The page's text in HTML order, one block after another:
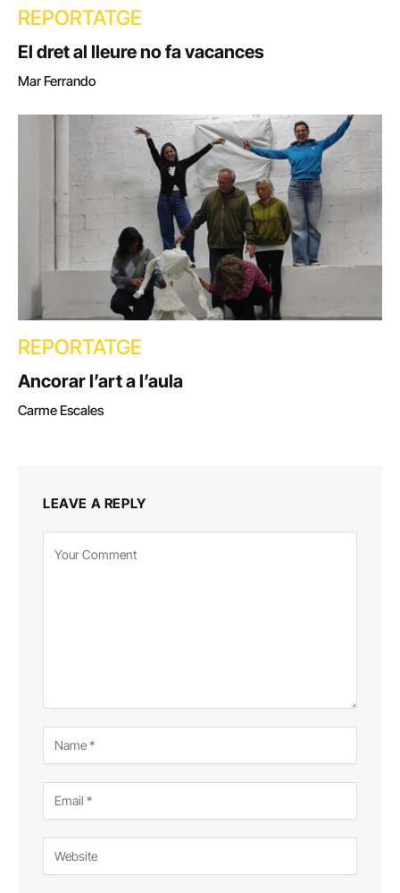
REPORTATGE
El dret al lleure no fa vacances
Mar Ferrando
REPORTATGE
Ancorar l’art a l’aula
Carme Escales
LEAVE A REPLY